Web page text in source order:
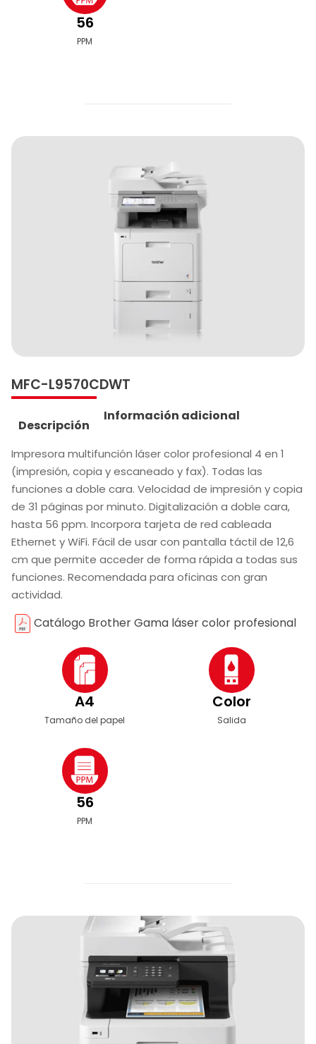
56
PPM
MFC-L9570CDWT
Descripción
Información adicional
Impresora multifunción láser color profesional 4 en 1
(impresión, copia y escaneado y fax). Todas las
funciones a doble cara. Velocidad de impresión y copia
de 31 páginas por minuto. Digitalización a doble cara,
hasta 56 ppm. Incorpora tarjeta de red cableada
Ethernet y WiFi. Fácil de usar con pantalla táctil de 12,6
cm que permite acceder de forma rápida a todas sus
funciones. Recomendada para oficinas con gran
actividad.
Catálogo Brother Gama láser color profesional
A4
Tamaño del papel
Color
Salida
56
PPM